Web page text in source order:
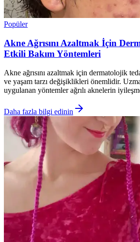
Popüler
Akne Ağrısını Azaltmak İçin
Etkili Bakım Yöntemleri
Akne ağrısını azaltmak için dermatolojik
ve yaşam tarzı değişiklikleri önemlidir.
uygulanan yöntemler ağrılı aknelerin
Daha fazla bilgi edinin